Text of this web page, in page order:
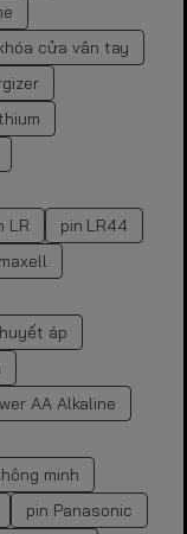
cửa vân tay
LR
pin LR44
áp
AA Alkaline
minh
pin Panasonic